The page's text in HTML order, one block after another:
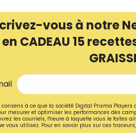
vous à notre
en CADEAU 15
consens à ce que la société Digital Prisma
mesurer et optimiser les performances des
les courriels, l'heure à laquelle vous le faites
vous utilisez. Pour en savoir plus sur ces